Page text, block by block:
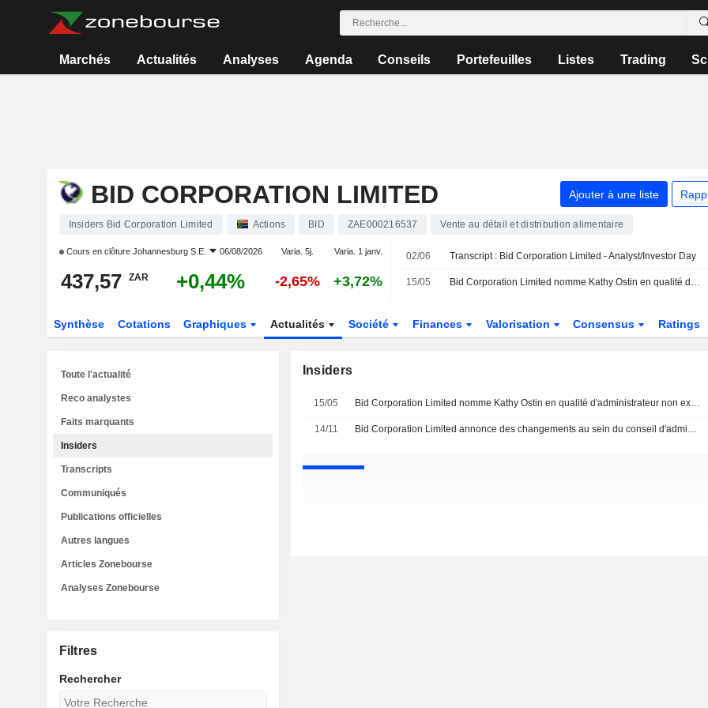
Marchés Actualités Analyses Agenda Conseils Portefeuilles Listes Trading
BID CORPORATION LIMITED Ajouter à une liste
Insiders Bid Corporation Limited Actions BID ZAE000216537 Vente au détail et distribution alimentaire
Cours en clôture Johannesburg S.E. 06/08/2026 Varia. 5j. Varia. 1 janv.
437,57 ZAR +0,44% -2,65% +3,72%
02/06 Transcript : Bid Corporation Limited - Analyst/Investor Day
15/05 Bid Corporation Limited nomme Kathy Ostin en qualité d'administrateur non exécutif indépendant et membre du comité d'audit et des risques, avec effet au 15 mai 2026
Synthèse Cotations Graphiques Actualités Société Finances Valorisation Consensus Ratings
Insiders
15/05 Bid Corporation Limited nomme Kathy Ostin en qualité d'administrateur non exécutif indépendant et membre du comité d'audit et des risques, avec effet au 15 mai 2026
14/11 Bid Corporation Limited annonce des changements au sein du conseil d'administration et des comités, effectifs au 14 novembre 2025
Toute l'actualité
Reco analystes
Faits marquants
Insiders
Transcripts
Communiqués
Publications officielles
Autres langues
Articles Zonebourse
Analyses Zonebourse
Filtres
Rechercher